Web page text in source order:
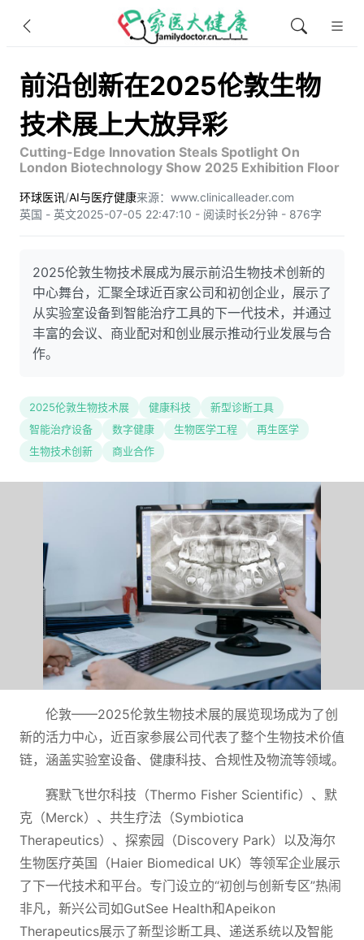
前沿创新在2025伦敦生物
技术展上大放异彩
Cutting-Edge Innovation Steals Spotlight On
London Biotechnology Show 2025 Exhibition Floor
环球医讯/AI与医疗健康来源：www.clinicalleader.com
英国 - 英文2025-07-05 22:47:10 - 阅读时长2分钟 - 876字
2025伦敦生物技术展成为展示前沿生物技术创新的
中心舞台，汇聚全球近百家公司和初创企业，展示了
从实验室设备到智能治疗工具的下一代技术，并通过
丰富的会议、商业配对和创业展示推动行业发展与合
作。
2025伦敦生物技术展 健康科技
新型诊断工具
智能治疗设备
数字健康 生物医学工程
再生医学
生物技术创新
商业合作
伦敦——2025伦敦生物技术展的展览现场成为了创
新的活力中心，近百家参展公司代表了整个生物技术价值
链，涵盖实验室设备、健康科技、合规性及物流等领域。
赛默飞世尔科技（Thermo Fisher Scientific）、默
克（Merck）、共生疗法（Symbiotica
Therapeutics）、探索园（Discovery Park）以及海尔
生物医疗英国（Haier Biomedical UK）等领军企业展示
了下一代技术和平台。专门设立的“初创与创新专区”热闹
非凡，新兴公司如GutSee Health和Apeikon
Therapeutics展示了新型诊断工具、递送系统以及智能